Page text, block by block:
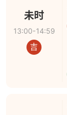
未时
13:00-14:59
吉